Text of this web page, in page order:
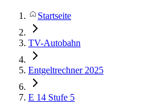
Startseite
TV-Autobahn
Entgeltrechner 2025
E 14 Stufe 5